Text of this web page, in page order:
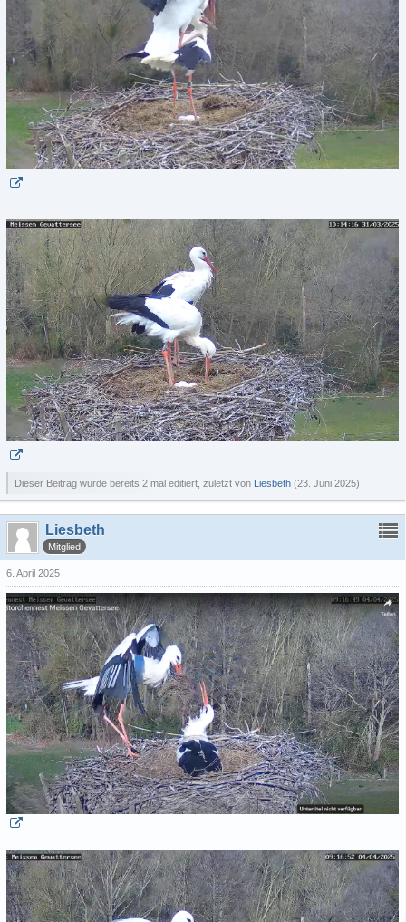
Dieser Beitrag wurde bereits 2 mal editiert, zuletzt von Liesbeth (23. Juni 2025)
Liesbeth
Mitglied
6. April 2025